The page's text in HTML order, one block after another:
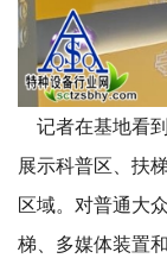
记者在基地看
展示科普区、扶
区域。对普通大
梯、多媒体装置